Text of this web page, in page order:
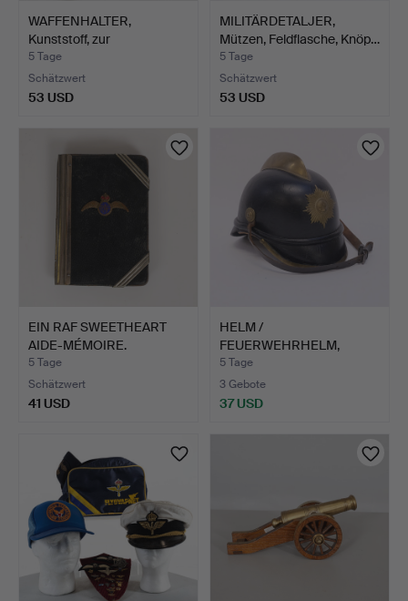
WAFFENHALTER,
Kunststoff, zur
Wandmontage.
5 Tage
Schätzwert
53 USD
MILITÄRDETALJER,
Mützen, Feldflasche, Knöp…
5 Tage
Schätzwert
53 USD
EIN RAF SWEETHEART
AIDE-MÉMOIRE.
5 Tage
Schätzwert
41 USD
HELM /
FEUERWEHRHELM,
ERSTE HÄLFTE DES 20.…
5 Tage
3 Gebote
37 USD